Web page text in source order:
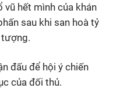
hết mình của khán
sau khi san hoà tỷ
đấu để hội ý chiến
của đối thủ.